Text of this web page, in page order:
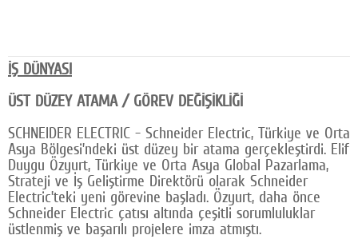
Künye
SOSYAL MEDYA
Facebook
Twitter
Google Plus
© 2026 TÜM HAKLARI SAKLIDIR
İŞ DÜNYASI
ÜST DÜZEY ATAMA / GÖREV DEĞİŞİKLİĞİ
SCHNEIDER ELECTRIC - Schneider Electric, Türkiye ve Orta
Asya Bölgesi’ndeki üst düzey bir atama gerçekleştirdi. Elif
Duygu Özyurt, Türkiye ve Orta Asya Global Pazarlama,
Strateji ve İş Geliştirme Direktörü olarak Schneider
Electric’teki yeni görevine başladı. Özyurt, daha önce
Schneider Electric çatısı altında çeşitli sorumluluklar
üstlenmiş ve başarılı projelere imza atmıştı.